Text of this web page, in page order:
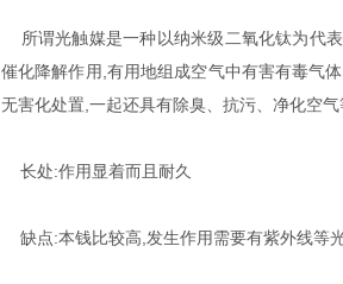
所谓光触媒是一种以纳米级二氧化钛为代
催化降解作用,有用地组成空气中有害有毒气
无害化处置,一起还具有除臭、抗污、净化空气
长处:作用显着而且耐久
缺点:本钱比较高,发生作用需要有紫外线等